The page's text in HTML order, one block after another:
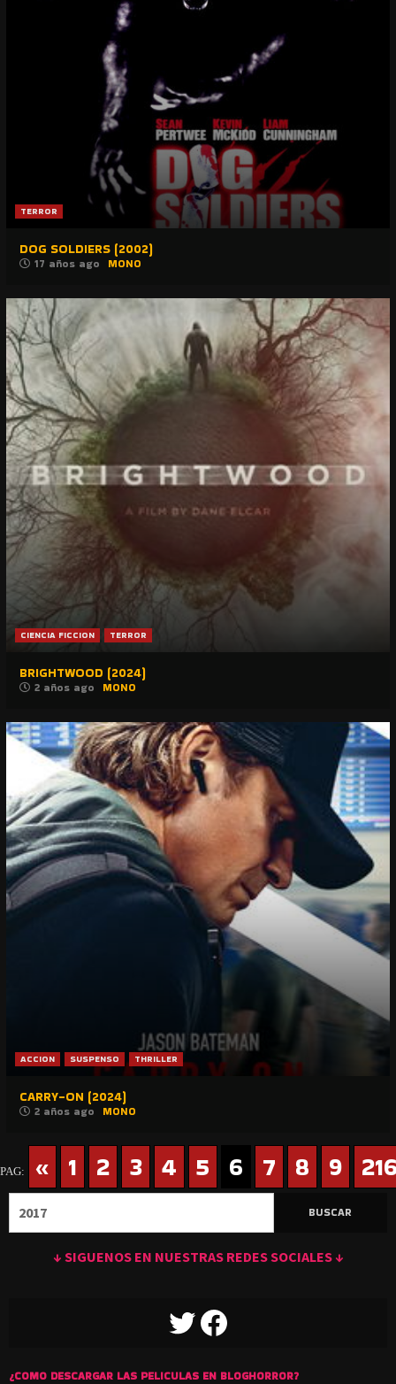
TERROR
DOG SOLDIERS (2002)
17 años ago MONO
CIENCIA FICCION TERROR
BRIGHTWOOD (2024)
2 años ago MONO
ACCION SUSPENSO THRILLER
CARRY-ON (2024)
2 años ago MONO
PAG: « 1 2 3 4 5 6 7 8 9
↓ SIGUENOS EN NUESTRAS REDES SOCIALES ↓
TWITTERFACEBOOK
¿COMO DESCARGAR LAS PELICULAS EN BLOGHORROR?